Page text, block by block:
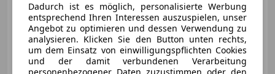
07/2020 123 000 km Diesel 110 kW (150 PS)
Dadurch ist es möglich, personalisierte Werbung
entsprechend Ihren Interessen auszuspielen, unser
Angebot zu optimieren und dessen Verwendung zu
analysieren. Klicken Sie den Button unten rechts,
um dem Einsatz von einwilligungspflichten Cookies
und der damit verbundenen Verarbeitung